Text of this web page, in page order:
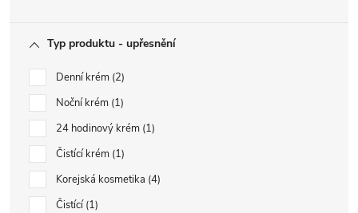
Typ produktu - upřesnění
Denní krém 2
Noční krém 1
24 hodinový krém 1
Čistící krém 1
Korejská kosmetika 4
Čistící 1